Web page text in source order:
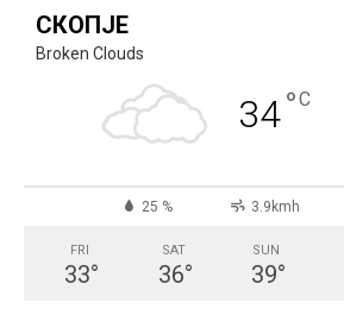
СКОПЈЕ
Broken Clouds
34°C
25 % 3.9kmh
FRI
33°
SAT
36°
SUN
39°